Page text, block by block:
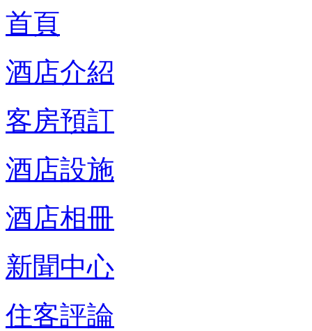
首頁
酒店介紹
客房預訂
酒店設施
酒店相冊
新聞中心
住客評論